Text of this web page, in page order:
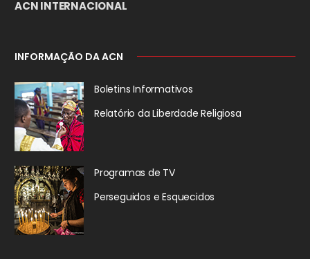
ACN INTERNACIONAL
INFORMAÇÃO DA ACN
Boletins Informativos
Relatório da Liberdade Religiosa
Programas de TV
Perseguidos e Esquecidos